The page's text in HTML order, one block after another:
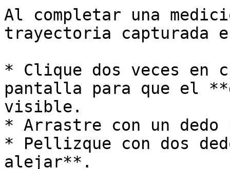
Al completar una
trayectoria capturada
* Clique dos veces en
pantalla para que el
visible.
* Arrastre con un dedo
* Pellizque con dos
alejar**.